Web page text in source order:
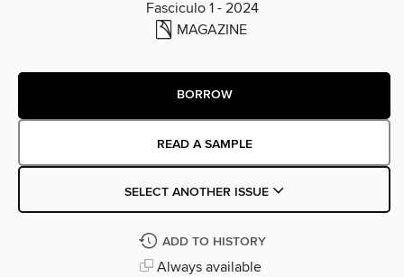
Fasciculo 1 - 2024
MAGAZINE
BORROW
READ A SAMPLE
SELECT ANOTHER ISSUE
ADD TO HISTORY
Always available